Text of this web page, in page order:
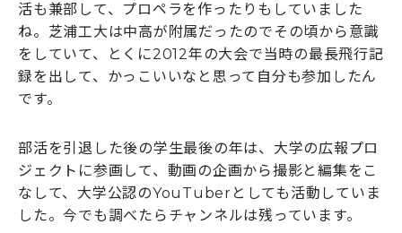
活も兼部して、プロペラを作ったりもしていました
ね。芝浦工大は中高が附属だったのでその頃から意識
をしていて、とくに2012年の大会で当時の最長飛行記
録を出して、かっこいいなと思って自分も参加したん
です。
部活を引退した後の学生最後の年は、大学の広報プロ
ジェクトに参画して、動画の企画から撮影と編集をこ
なして、大学公認のYouTuberとしても活動していま
した。今でも調べたらチャンネルは残っています。